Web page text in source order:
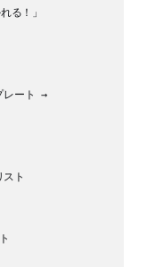
る！」
レート →
ト